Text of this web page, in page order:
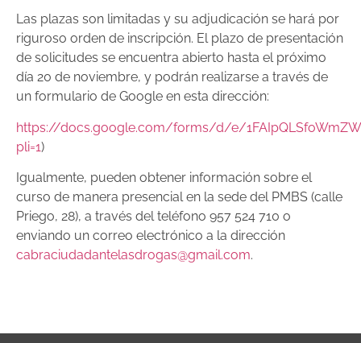
Las plazas son limitadas y su adjudicación se hará por
riguroso orden de inscripción. El plazo de presentación
de solicitudes se encuentra abierto hasta el próximo
día 20 de noviembre, y podrán realizarse a través de
un formulario de Google en esta dirección:
https://docs.google.com/forms/d/e/
pli=1)
Igualmente, pueden obtener información sobre el
curso de manera presencial en la sede del PMBS (calle
Priego, 28), a través del teléfono 957 524 710 o
enviando un correo electrónico a la dirección
cabraciudadantelasdrogas@gmail.com.